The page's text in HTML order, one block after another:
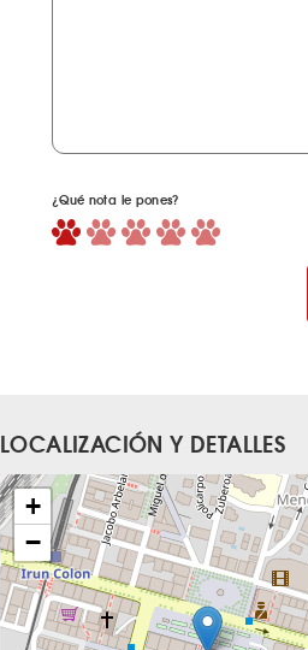
¿Qué nota le pones?
LOCALIZACIÓN Y DETALLES
+
−